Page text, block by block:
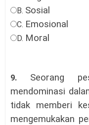
B. Sosial
C. Emosional
D. Moral
9. Seorang
mendominasi
tidak memberi
mengemukakan